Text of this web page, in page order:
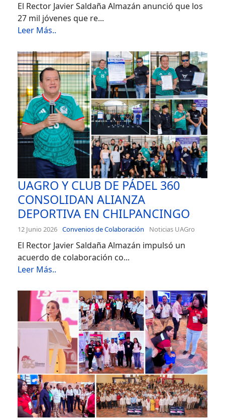
El Rector Javier Saldaña Almazán anunció que los
27 mil jóvenes que re...
Leer Más..
UAGRO Y CLUB DE PÁDEL 360
CONSOLIDAN ALIANZA
DEPORTIVA EN CHILPANCINGO
12 Junio 2026 Convenios de Colaboración Noticias UAGro
El Rector Javier Saldaña Almazán impulsó un
acuerdo de colaboración co...
Leer Más..